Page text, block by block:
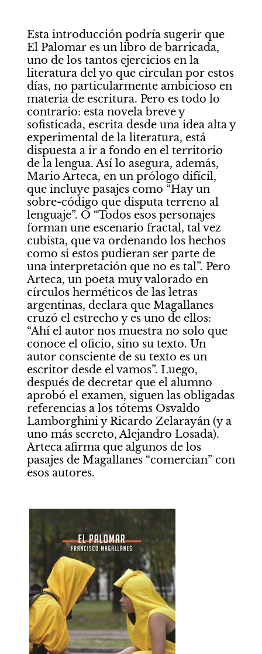
Esta introducción podría sugerir que
El Palomar es un libro de barricada,
uno de los tantos ejercicios en la
literatura del yo que circulan por estos
días, no particularmente ambicioso en
materia de escritura. Pero es todo lo
contrario: esta novela breve y
sofisticada, escrita desde una idea alta y
experimental de la literatura, está
dispuesta a ir a fondo en el territorio
de la lengua. Así lo asegura, además,
Mario Arteca, en un prólogo difícil,
que incluye pasajes como “Hay un
sobre-código que disputa terreno al
lenguaje”. O “Todos esos personajes
forman une escenario fractal, tal vez
cubista, que va ordenando los hechos
como si estos pudieran ser parte de
una interpretación que no es tal”. Pero
Arteca, un poeta muy valorado en
círculos herméticos de las letras
argentinas, declara que Magallanes
cruzó el estrecho y es uno de ellos:
“Ahí el autor nos muestra no solo que
conoce el oficio, sino su texto. Un
autor consciente de su texto es un
escritor desde el vamos”. Luego,
después de decretar que el alumno
aprobó el examen, siguen las obligadas
referencias a los tótems Osvaldo
Lamborghini y Ricardo Zelarayán (y a
uno más secreto, Alejandro Losada).
Arteca afirma que algunos de los
pasajes de Magallanes “comercian” con
esos autores.